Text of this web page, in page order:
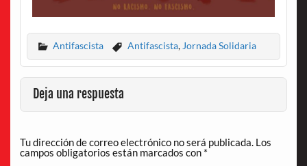
Antifascista Antifascista, Jornada Solidaria
Deja una respuesta
Tu dirección de correo electrónico no será publicada. Los
campos obligatorios están marcados con *